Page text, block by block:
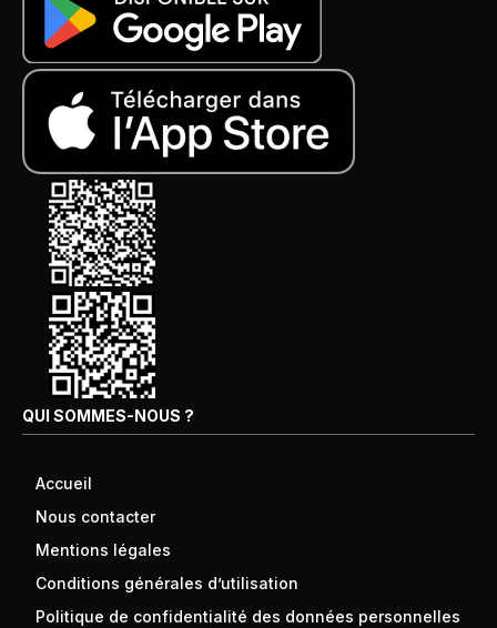
QUI SOMMES-NOUS ?
Accueil
Nous contacter
Mentions légales
Conditions générales d’utilisation
Politique de confidentialité des données personnelles